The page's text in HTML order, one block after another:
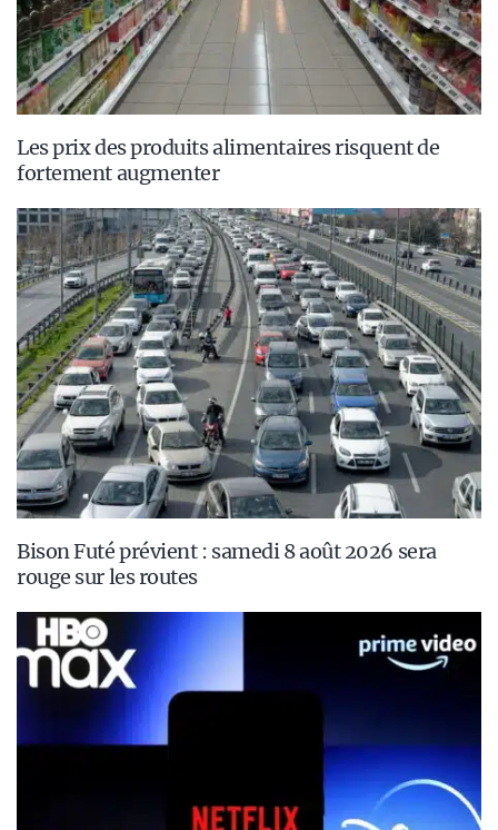
Les prix des produits alimentaires risquent de
fortement augmenter
Bison Futé prévient : samedi 8 août 2026 sera
rouge sur les routes